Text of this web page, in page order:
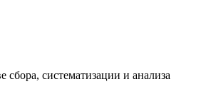
систематизации и анализа